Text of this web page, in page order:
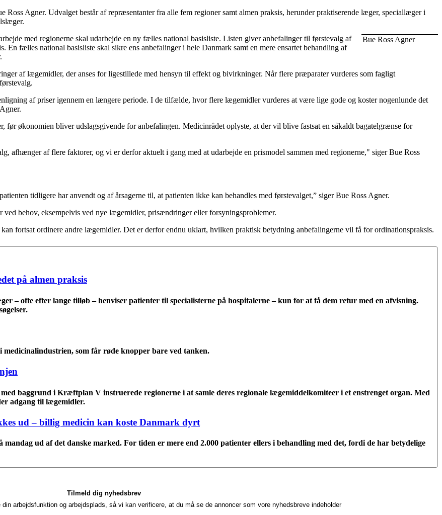
Agner. Udvalget består af repræsentanter fra alle fem regioner samt almen praksis, herunder praktiserende læger, speciallæger i
Bue Ross Agner
med regionerne skal udarbejde en ny fælles national basisliste. Listen giver anbefalinger til førstevalg af
fælles national basisliste skal sikre ens anbefalinger i hele Danmark samt en mere ensartet behandling af
af lægemidler, der anses for ligestillede med hensyn til effekt og bivirkninger. Når flere præparater vurderes som fagligt
af priser igennem en længere periode. I de tilfælde, hvor flere lægemidler vurderes at være lige gode og koster nogenlunde det
Agner.
før økonomien bliver udslagsgivende for anbefalingen. Medicinrådet oplyste, at der vil blive fastsat en såkaldt bagatelgrænse for
afhænger af flere faktorer, og vi er derfor aktuelt i gang med at udarbejde en prismodel sammen med regionerne," siger Bue Ross
tidligere har anvendt og af årsagerne til, at patienten ikke kan behandles med førstevalget,” siger Bue Ross Agner.
behov, eksempelvis ved nye lægemidler, prisændringer eller forsyningsproblemer.
fortsat ordinere andre lægemidler. Det er derfor endnu uklart, hvilken praktisk betydning anbefalingerne vil få for ordinationspraksis.
på almen praksis
– ofte efter lange tilløb – henviser patienter til specialisterne på hospitalerne – kun for at få dem retur med en afvisning.
som får røde knopper bare ved tanken.
baggrund i Kræftplan V instruerede regionerne i at samle deres regionale lægemiddelkomiteer i et enstrenget organ. Med
adgang til lægemidler.
ud – billig medicin kan koste Danmark dyrt
ud af det danske marked. For tiden er mere end 2.000 patienter ellers i behandling med det, fordi de har betydelige
Tilmeld dig nyhedsbrev
arbejdsfunktion og arbejdsplads, så vi kan verificere, at du må se de annoncer som vore nyhedsbreve indeholder